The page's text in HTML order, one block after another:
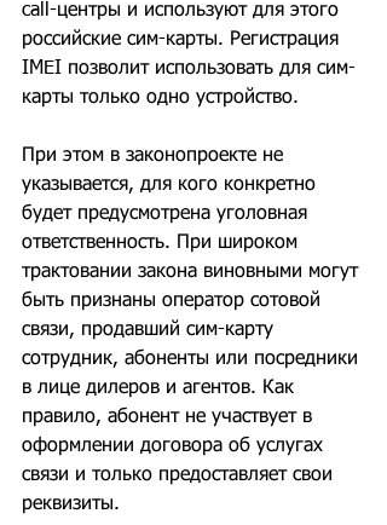
call-центры и используют для этого
российские сим-карты. Регистрация
IMEI позволит использовать для сим-
карты только одно устройство.
При этом в законопроекте не
указывается, для кого конкретно
будет предусмотрена уголовная
ответственность. При широком
трактовании закона виновными могут
быть признаны оператор сотовой
связи, продавший сим-карту
сотрудник, абоненты или посредники
в лице дилеров и агентов. Как
правило, абонент не участвует в
оформлении договора об услугах
связи и только предоставляет свои
реквизиты.